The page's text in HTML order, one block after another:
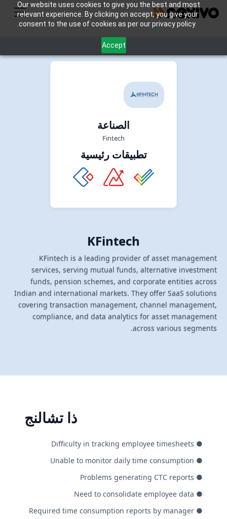
Our website uses cookies to give you the best and most
relevant experience. By clicking on accept, you give your
consent to the use of cookies as per our privacy policy.
Accept
الصناعة
Fintech
تطبيقات رئيسية
KFintech
KFintech is a leading provider of asset management
services, serving mutual funds, alternative investment
funds, pension schemes, and corporate entities across
Indian and international markets. They offer SaaS solutions
covering transaction management, channel management,
compliance, and data analytics for asset management
across various segments.
ذا تشالنج
● Difficulty in tracking employee timesheets
● Unable to monitor daily time consumption
● Problems generating CTC reports
● Need to consolidate employee data
● Required time consumption reports by manager